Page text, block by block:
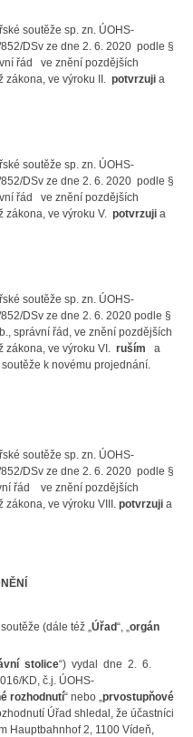
soutěže sp. zn. ÚOHS-
DSv ze dne 2. 6. 2020 podle §
řád ve znění pozdějších
zákona, ve výroku II. potvrzuji a
soutěže sp. zn. ÚOHS-
DSv ze dne 2. 6. 2020 podle §
řád ve znění pozdějších
zákona, ve výroku V. potvrzuji a
soutěže sp. zn. ÚOHS-
DSv ze dne 2. 6. 2020 podle §
správní řád, ve znění pozdějších
zákona, ve výroku VI. ruším a
k novému projednání.
soutěže sp. zn. ÚOHS-
DSv ze dne 2. 6. 2020 podle §
řád ve znění pozdějších
zákona, ve výroku VIII. potvrzuji a
(dále též „Úřad“, „orgán
stolice“) vydal dne 2. 6.
KD, č.j. ÚOHS-
rozhodnutí“ nebo „prvostupňové
Úřad shledal, že účastníci
Hauptbahnhof 2, 1100 Vídeň,